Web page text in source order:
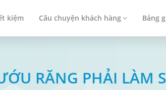
kiệm Câu chuyện khách hàng Bảng
RĂNG PHẢI LÀM